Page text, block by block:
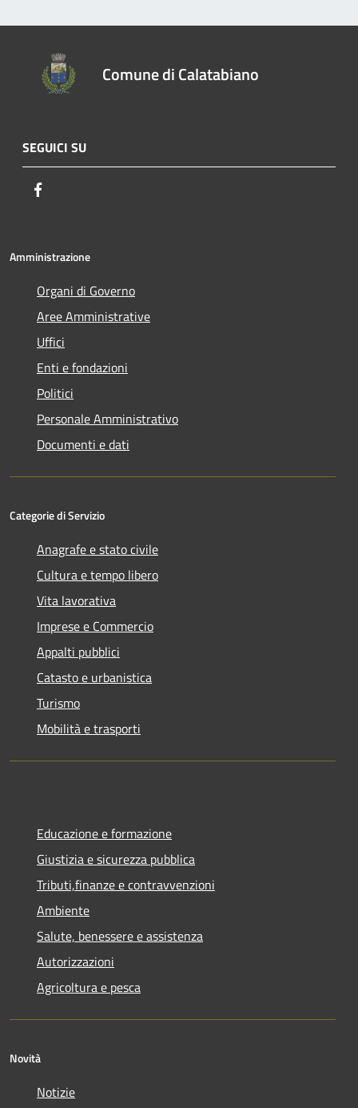
Comune di Calatabiano
SEGUICI SU
Amministrazione
Organi di Governo
Aree Amministrative
Uffici
Enti e fondazioni
Politici
Personale Amministrativo
Documenti e dati
Categorie di Servizio
Anagrafe e stato civile
Cultura e tempo libero
Vita lavorativa
Imprese e Commercio
Appalti pubblici
Catasto e urbanistica
Turismo
Mobilità e trasporti
Educazione e formazione
Giustizia e sicurezza pubblica
Tributi,finanze e contravvenzioni
Ambiente
Salute, benessere e assistenza
Autorizzazioni
Agricoltura e pesca
Novità
Notizie